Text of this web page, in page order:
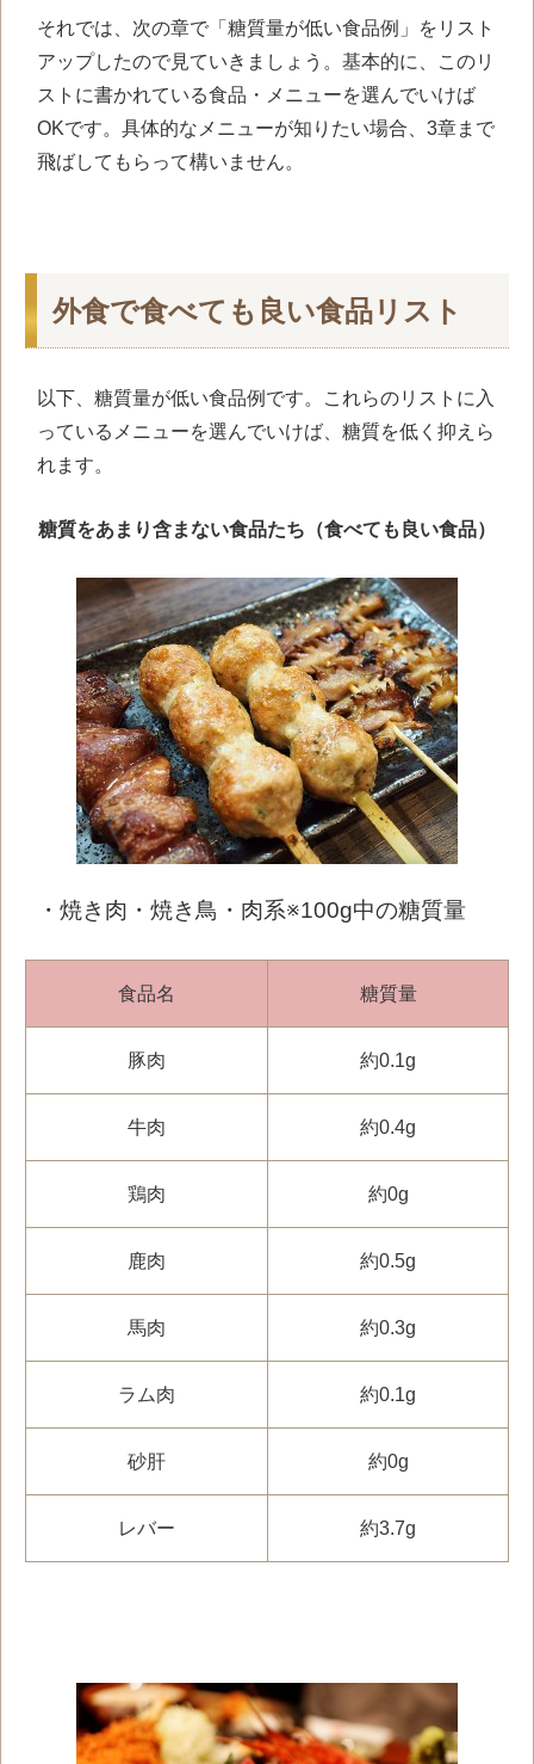
それでは、次の章で「糖質量が低い食品例」をリスト
アップしたので見ていきましょう。基本的に、このリ
ストに書かれている食品・メニューを選んでいけば
OKです。具体的なメニューが知りたい場合、3章まで
飛ばしてもらって構いません。
外食で食べても良い食品リスト
以下、糖質量が低い食品例です。これらのリストに入
っているメニューを選んでいけば、糖質を低く抑えら
れます。
糖質をあまり含まない食品たち（食べても良い食品）
・焼き肉・焼き鳥・肉系※100g中の糖質量
食品名 糖質量
豚肉 約0.1g
牛肉 約0.4g
鶏肉 約0g
鹿肉 約0.5g
馬肉 約0.3g
ラム肉 約0.1g
砂肝 約0g
レバー 約3.7g